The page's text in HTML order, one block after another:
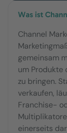
Was ist
Channel
gemeinsam
um Produkte
zu bringen.
verkaufen,
Franchise-
einerseits